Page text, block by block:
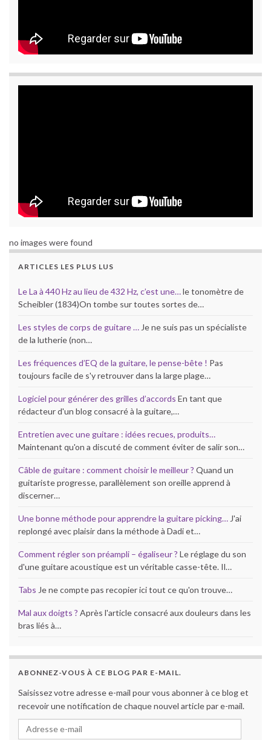
no images were found
ARTICLES LES PLUS LUS
Le La à 440 Hz au lieu de 432 Hz, c’est une…le tonomètre de
Scheibler (1834)On tombe sur toutes sortes de…
Les styles de corps de guitare … Je ne suis pas un spécialiste
de la lutherie (non…
Les fréquences d’EQ de la guitare, le pense-bête ! Pas
toujours facile de s'y retrouver dans la large plage…
Logiciel pour générer des grilles d’accords En tant que
rédacteur d'un blog consacré à la guitare,…
Entretien avec une guitare : idées recues, produits…
Maintenant qu'on a discuté de comment éviter de salir son…
Câble de guitare : comment choisir le meilleur ? Quand un
guitariste progresse, parallèlement son oreille apprend à
discerner…
Une bonne méthode pour apprendre la guitare picking… J'ai
replongé avec plaisir dans la méthode à Dadi et…
Comment régler son préampli – égaliseur ? Le réglage du son
d'une guitare acoustique est un véritable casse-tête. Il…
Tabs Je ne compte pas recopier ici tout ce qu'on trouve…
Mal aux doigts ? Après l'article consacré aux douleurs dans les
bras liés à…
ABONNEZ-VOUS À CE BLOG PAR E-MAIL.
Saisissez votre adresse e-mail pour vous abonner à ce blog et
recevoir une notification de chaque nouvel article par e-mail.
Adresse e-mail